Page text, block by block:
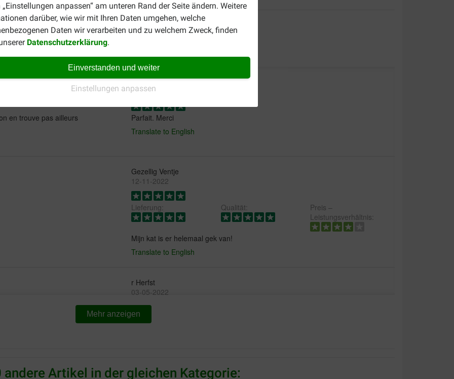
„Einstellungen anpassen“ am unteren Rand der Seite ändern. Weitere
darüber, wie wir mit Ihren Daten umgehen, welche
Daten wir verarbeiten und zu welchem Zweck, finden
Datenschutzerklärung.
Einverstanden und weiter
Einstellungen anpassen
en trouve pas ailleurs
VERONIQUE FROMENT
29-07-2024
Parfait. Merci
Translate to English
Gezellig Ventje
12-11-2022
Lieferung: Qualität:
Preis –
Leistungsverhältnis:
Mijn kat is er helemaal gek van!
Translate to English
r Herfst
03-05-2022
Lieferung:
Mehr anzeigen
andere Artikel in der gleichen Kategorie: